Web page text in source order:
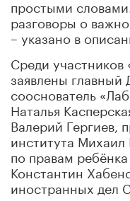
простыми
разговоры о
– указано в
Среди участников
заявлены главный
сооснователь
Наталья
Валерий Гергиев,
института
по правам
Константин
иностранных дел